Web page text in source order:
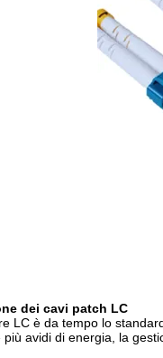
dei cavi patch LC
LC è da tempo lo
più avidi di energia, la